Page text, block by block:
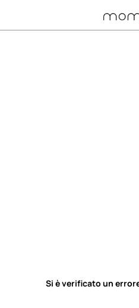
Si è verificato un